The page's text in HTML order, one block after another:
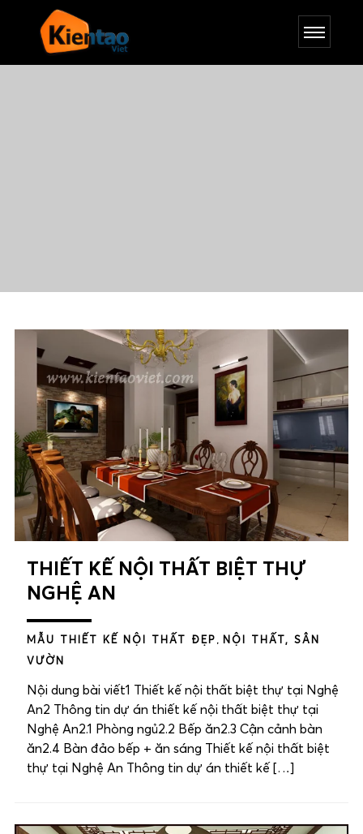
THIẾT KẾ NỘI THẤT BIỆT THỰ
NGHỆ AN
MẪU THIẾT KẾ NỘI THẤT ĐẸP ,
NỘI THẤT, SÂN
VƯỜN
Nội dung bài viết1 Thiết kế nội thất biệt thự tại Nghệ
An2 Thông tin dự án thiết kế nội thất biệt thự tại
Nghệ An2.1 Phòng ngủ2.2 Bếp ăn2.3 Cận cảnh bàn
ăn2.4 Bàn đảo bếp + ăn sáng Thiết kế nội thất biệt
thự tại Nghệ An Thông tin dự án thiết kế […]